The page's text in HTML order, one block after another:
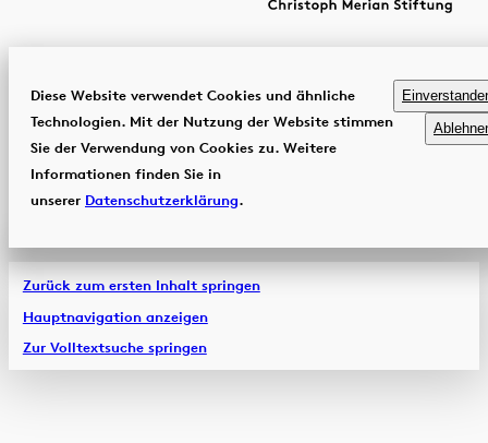
Diese Website verwendet Cookies und ähnliche
Technologien. Mit der Nutzung der Website stimmen
Sie der Verwendung von Cookies zu. Weitere
Informationen finden Sie in
unserer Datenschutzerklärung.
Zurück zum ersten Inhalt springen
Hauptnavigation anzeigen
Zur Volltextsuche springen